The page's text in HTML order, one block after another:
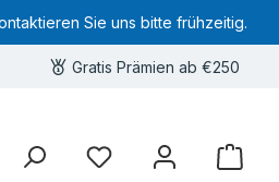
Sie uns bitte frühzeitig.
Gratis Prämien ab €250
Hardware-Deals
Sie haben 0 Produkte